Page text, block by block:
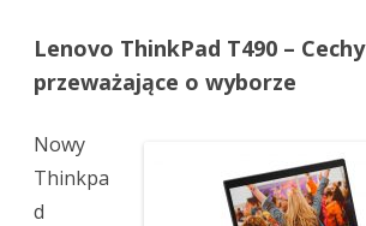
Lenovo ThinkPad T490 – Cechy
przeważające o wyborze
Nowy
Thinkpa
d